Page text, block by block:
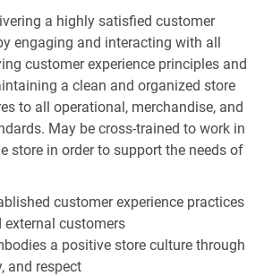
a highly satisfied customer
engaging and interacting with all
customer experience principles and
a clean and organized store
to all operational, merchandise, and
May be cross-trained to work in
store in order to support the needs of
customer experience practices
customers
a positive store culture through
and respect